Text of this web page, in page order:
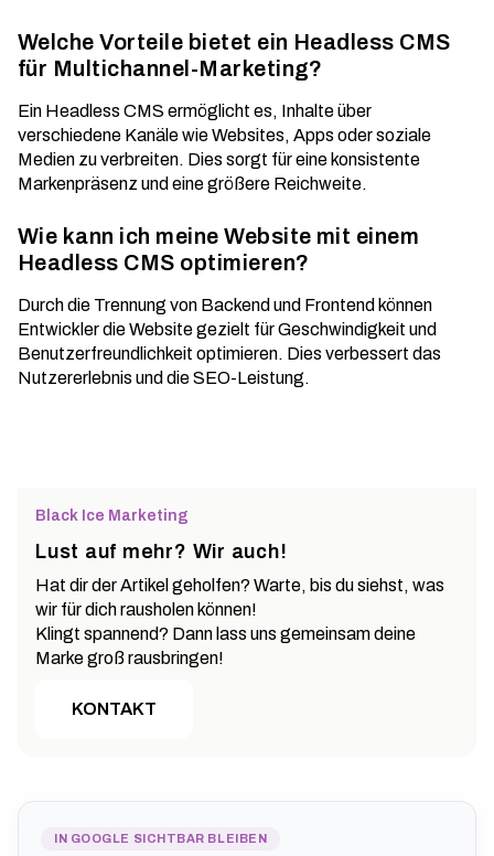
Welche Vorteile bietet ein Headless CMS
für Multichannel-Marketing?
Ein Headless CMS ermöglicht es, Inhalte über
verschiedene Kanäle wie Websites, Apps oder soziale
Medien zu verbreiten. Dies sorgt für eine konsistente
Markenpräsenz und eine größere Reichweite.
Wie kann ich meine Website mit einem
Headless CMS optimieren?
Durch die Trennung von Backend und Frontend können
Entwickler die Website gezielt für Geschwindigkeit und
Benutzerfreundlichkeit optimieren. Dies verbessert das
Nutzererlebnis und die SEO-Leistung.
Black Ice Marketing
Lust auf mehr? Wir auch!
Hat dir der Artikel geholfen? Warte, bis du siehst, was
wir für dich rausholen können!
Klingt spannend? Dann lass uns gemeinsam deine
Marke groß rausbringen!
KONTAKT
IN GOOGLE SICHTBAR BLEIBEN